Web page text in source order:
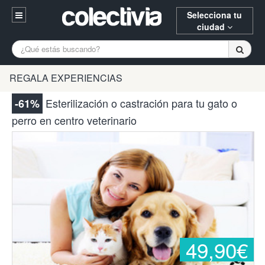
Selecciona tu
ciudad
Entrar
94 652 38 15 (L-V 10:30-15:00)
¿Necesitas ayuda? Escríbenos
A Coruña Alicante
Bilbao Burgos Donostia
Gijón Huesca
Santander Tarragona
Valencia Vitoria Zaragoza
REGALA EXPERIENCIAS
-61% Esterilización o castración para tu gato o
perro en centro veterinario
49,90€